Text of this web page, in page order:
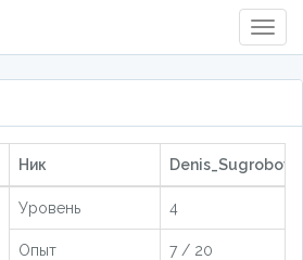
Ник Denis_Sugrobov
Уровень 4
Опыт 7 / 20